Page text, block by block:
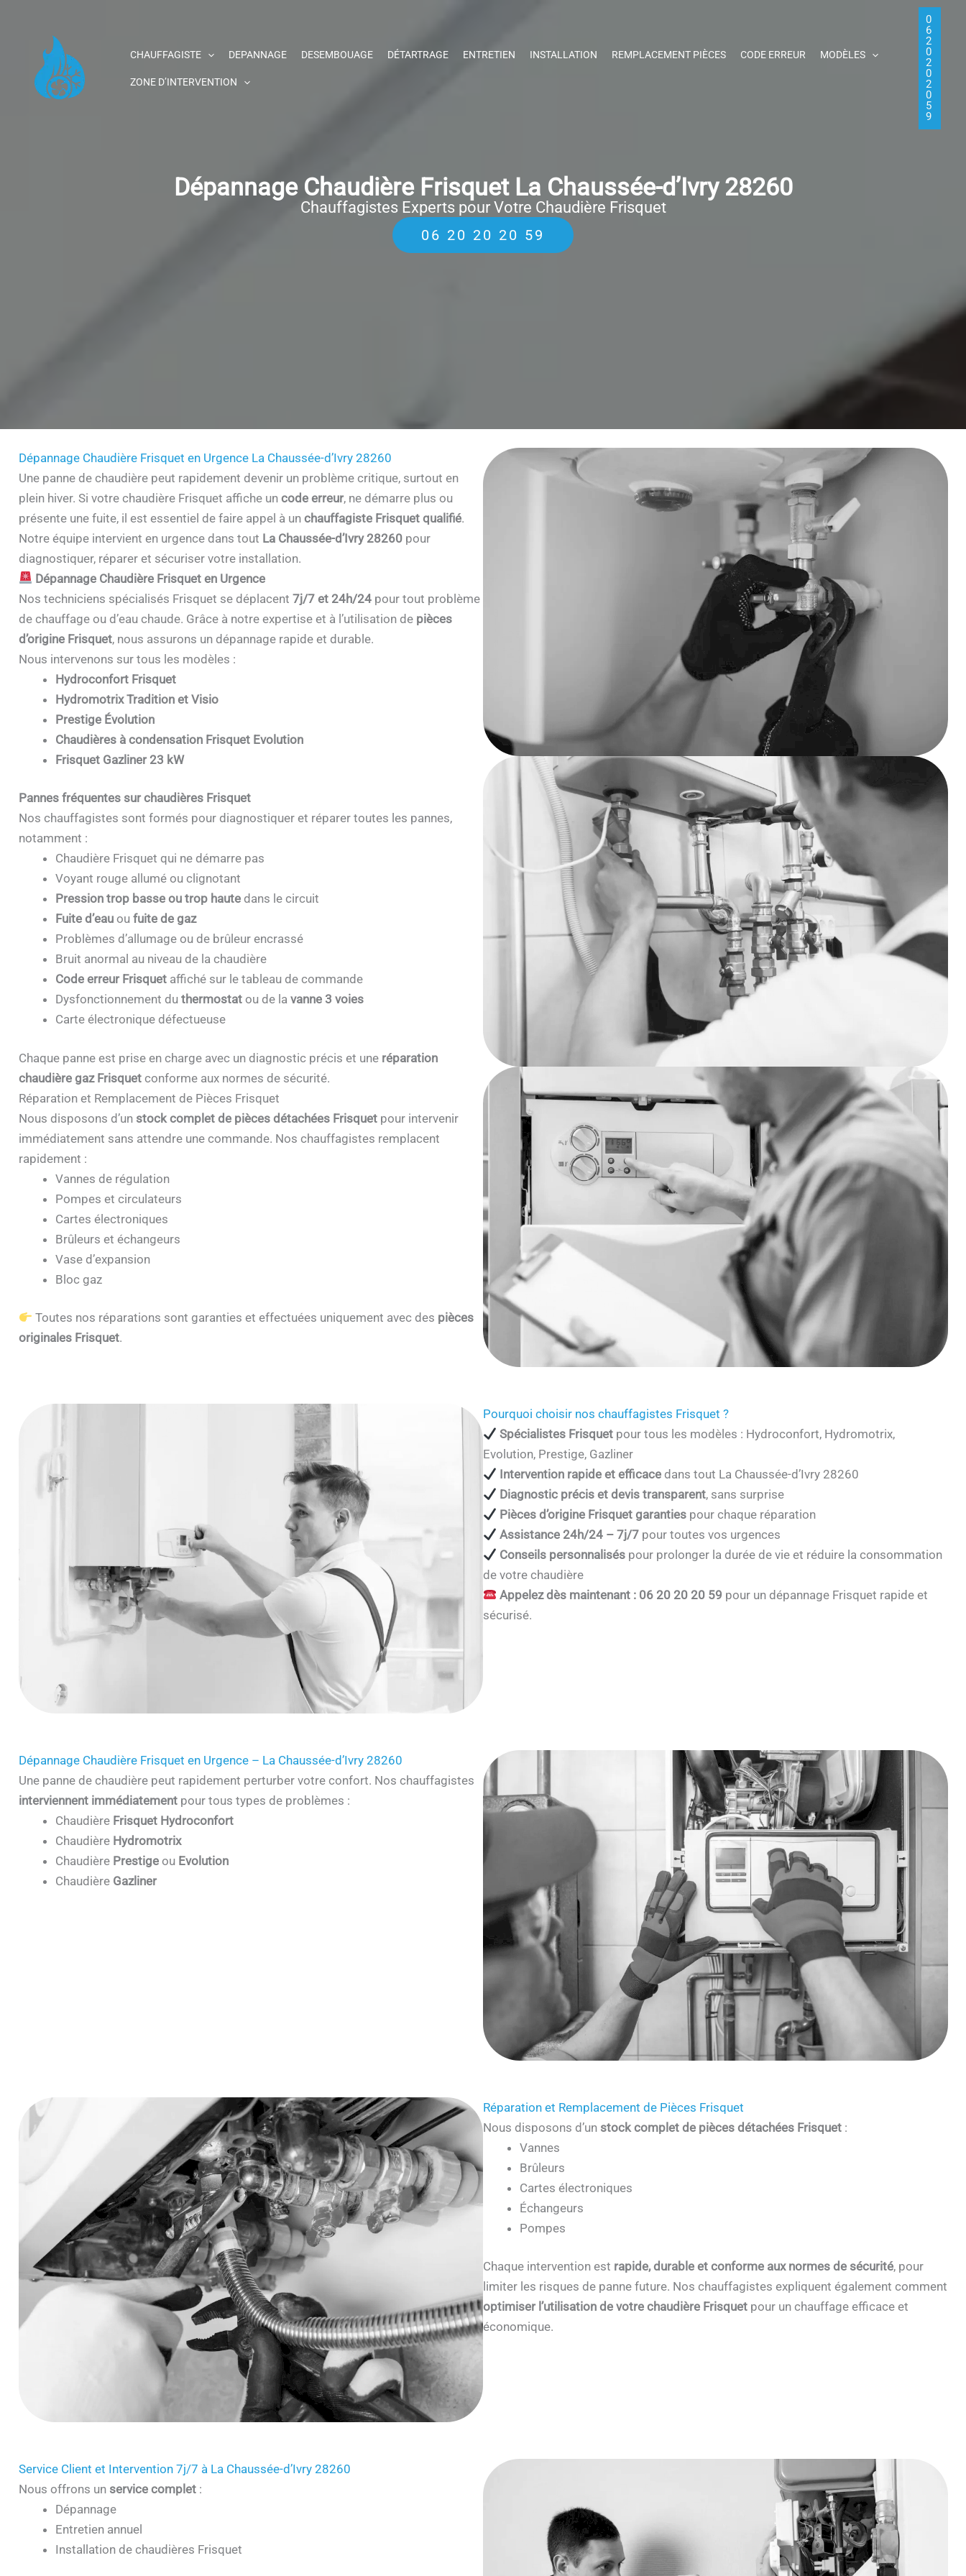
contenu
CHAUFFAGISTE DEPANNAGE DESEMBOUAGE DÉTARTRAGE ENTRETIEN INSTALLATION REMPLACEMENT PIÈCES CODE ERREUR MODÈLES
ZONE D’INTERVENTION
0
6
2
0
2
0
2
0
5
9
Dépannage Chaudière Frisquet La Chaussée-d’Ivry 28260
Chauffagistes Experts pour Votre Chaudière Frisquet
06 20 20 20 59
Dépannage Chaudière Frisquet en Urgence La Chaussée-d’Ivry 28260
Une panne de chaudière peut rapidement devenir un problème critique, surtout en
plein hiver. Si votre chaudière Frisquet affiche un code erreur, ne démarre plus ou
présente une fuite, il est essentiel de faire appel à un chauffagiste Frisquet qualifié.
Notre équipe intervient en urgence dans tout La Chaussée-d’Ivry 28260 pour
diagnostiquer, réparer et sécuriser votre installation.
Dépannage Chaudière Frisquet en Urgence
Nos techniciens spécialisés Frisquet se déplacent 7j/7 et 24h/24pour tout problème
de chauffage ou d’eau chaude. Grâce à notre expertise et à l’utilisation de pièces
d’origine Frisquet, nous assurons un dépannage rapide et durable.
Nous intervenons sur tous les modèles :
Hydroconfort Frisquet
Hydromotrix Tradition et Visio
Prestige Évolution
Chaudières à condensation Frisquet Evolution
Frisquet Gazliner 23 kW
Pannes fréquentes sur chaudières Frisquet
Nos chauffagistes sont formés pour diagnostiquer et réparer toutes les pannes,
notamment :
Chaudière Frisquet qui ne démarre pas
Voyant rouge allumé ou clignotant
Pression trop basse ou trop hautedans le circuit
Fuite d’eauou fuite de gaz
Problèmes d’allumage ou de brûleur encrassé
Bruit anormal au niveau de la chaudière
Code erreur Frisquetaffiché sur le tableau de commande
Dysfonctionnement du thermostatou de la vanne 3 voies
Carte électronique défectueuse
Chaque panne est prise en charge avec un diagnostic précis et une réparation
chaudière gaz Frisquetconforme aux normes de sécurité.
Réparation et Remplacement de Pièces Frisquet
Nous disposons d’un stock complet de pièces détachées Frisquetpour intervenir
immédiatement sans attendre une commande. Nos chauffagistes remplacent
rapidement :
Vannes de régulation
Pompes et circulateurs
Cartes électroniques
Brûleurs et échangeurs
Vase d’expansion
Bloc gaz
Toutes nos réparations sont garanties et effectuées uniquement avec des pièces
originales Frisquet.
Pourquoi choisir nos chauffagistes Frisquet ?
Spécialistes Frisquet pour tous les modèles : Hydroconfort, Hydromotrix,
Evolution, Prestige, Gazliner
Intervention rapide et efficace dans tout La Chaussée-d’Ivry 28260
Diagnostic précis et devis transparent, sans surprise
Pièces d’origine Frisquet garanties pour chaque réparation
Assistance 24h/24 – 7j/7 pour toutes vos urgences
Conseils personnalisés pour prolonger la durée de vie et réduire la consommation
de votre chaudière
Appelez dès maintenant : 06 20 20 20 59 pour un dépannage Frisquet rapide et
sécurisé.
Dépannage Chaudière Frisquet en Urgence – La Chaussée-d’Ivry 28260
Une panne de chaudière peut rapidement perturber votre confort. Nos chauffagistes
interviennent immédiatementpour tous types de problèmes :
Chaudière Frisquet Hydroconfort
Chaudière Hydromotrix
Chaudière Prestigeou Evolution
Chaudière Gazliner
Réparation et Remplacement de Pièces Frisquet
Nous disposons d’un stock complet de pièces détachées Frisquet :
Vannes
Brûleurs
Cartes électroniques
Échangeurs
Pompes
Chaque intervention est rapide, durable et conforme aux normes de sécurité, pour
limiter les risques de panne future. Nos chauffagistes expliquent également comment
optimiser l’utilisation de votre chaudière Frisquet pour un chauffage efficace et
économique.
Service Client et Intervention 7j/7 à La Chaussée-d’Ivry 28260
Nous offrons un service complet:
Dépannage
Entretien annuel
Installation de chaudières Frisquet